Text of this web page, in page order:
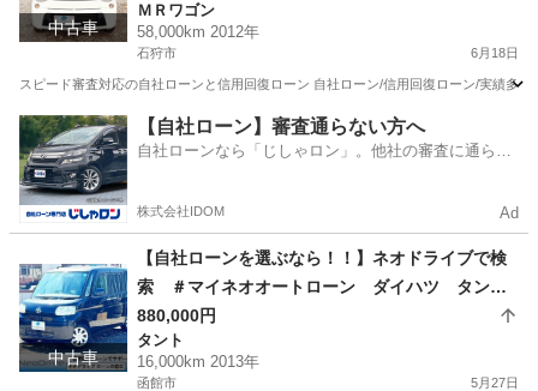
中古車
ス自社分割 /信用回復ローン/自己破産/債務整理/他
社お断りされた方/お電話での仮審査/
ＭＲワゴン
58,000km 2012年
石狩市 6月18日
スピード審査対応の自社ローンと信用回復ローン 自社ローン/信用回復ローン/実績多
北海道 石狩市 ＭＲワゴン ローン
【自社ローン】審査通らない方へ
自社ローンなら「じしゃロン」。他社の審査に通らな
株式会社IDOM Ad
中古車
【自社ローンを選ぶなら！！】ネオドライブで検
索 ＃マイネオオートローン ダイハツ タント6
60Xリミテッド 4WD 自社ローン リース 自
社分割 債務整理 自己破産 他社お断りされた方
880,000円
タント
16,000km 2013年
函館市 5月27日